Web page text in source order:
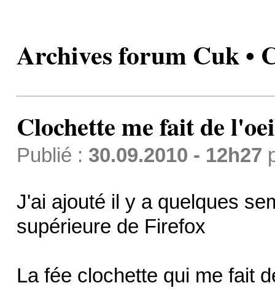
Archives forum Cuk •
Clochette me fait de
Publié : 30.09.2010 - 12h27
J'ai ajouté il y a quelques
supérieure de Firefox
La fée clochette qui me fait